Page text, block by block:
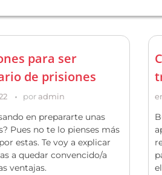
para ser
de prisiones
por admin
en prepararte unas
Pues no te lo pienses más
estas. Te voy a explicar
a quedar convencido/a
ventajas.